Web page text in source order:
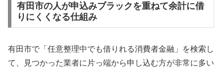
有田市の人が申込みブラックを重ねて余計に借
りにくくなる仕組み
有田市で「任意整理中でも借りれる消費者金融」を検索し
て、見つかった業者に片っ端から申し込む方が非常に多い